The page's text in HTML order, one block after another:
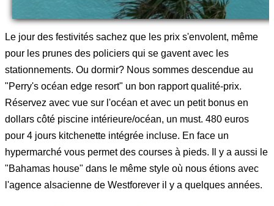
Le jour des festivités sachez que les prix s'envolent, même
pour les prunes des policiers qui se gavent avec les
stationnements. Ou dormir? Nous sommes descendue au
"Perry's océan edge resort" un bon rapport qualité-prix.
Réservez avec vue sur l'océan et avec un petit bonus en
dollars côté piscine intérieure/océan, un must. 480 euros
pour 4 jours kitchenette intégrée incluse. En face un
hypermarché vous permet des courses à pieds. Il y a aussi le
"Bahamas house" dans le même style où nous étions avec
l'agence alsacienne de Westforever il y a quelques années.